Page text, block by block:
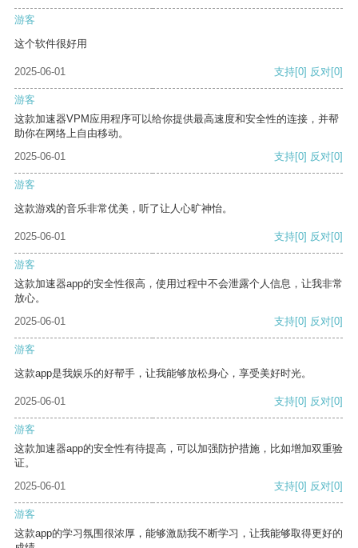
游客
这个软件很好用
2025-06-01 支持[0] 反对[0]
游客
这款加速器VPM应用程序可以给你提供最高速度和安全性的连接，并帮
助你在网络上自由移动。
2025-06-01
支持[0] 反对[0]
游客
这款游戏的音乐非常优美，听了让人心旷神怡。
2025-06-01 支持[0] 反对[0]
游客
这款加速器app的安全性很高，使用过程中不会泄露个人信息，让我非常
放心。
2025-06-01
支持[0] 反对[0]
游客
这款app是我娱乐的好帮手，让我能够放松身心，享受美好时光。
2025-06-01 支持[0] 反对[0]
游客
这款加速器app的安全性有待提高，可以加强防护措施，比如增加双重验
证。
2025-06-01
支持[0] 反对[0]
游客
这款app的学习氛围很浓厚，能够激励我不断学习，让我能够取得更好的